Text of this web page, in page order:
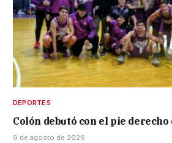
DEPORTES
Colón debutó con el pie
9 de agosto de 2026